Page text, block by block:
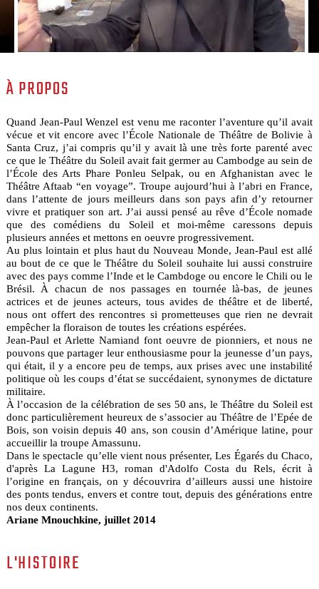
À PROPOS
Quand Jean-Paul Wenzel est venu me raconter l’aventure qu’il avait
vécue et vit encore avec l’École Nationale de Théâtre de Bolivie à
Santa Cruz, j’ai compris qu’il y avait là une très forte parenté avec
ce que le Théâtre du Soleil avait fait germer au Cambodge au sein de
l’École des Arts Phare Ponleu Selpak, ou en Afghanistan avec le
Théâtre Aftaab “en voyage”. Troupe aujourd’hui à l’abri en France,
dans l’attente de jours meilleurs dans son pays afin d’y retourner
vivre et pratiquer son art. J’ai aussi pensé au rêve d’École nomade
que des comédiens du Soleil et moi-même caressons depuis
plusieurs années et mettons en oeuvre progressivement.
Au plus lointain et plus haut du Nouveau Monde, Jean-Paul est allé
au bout de ce que le Théâtre du Soleil souhaite lui aussi construire
avec des pays comme l’Inde et le Cambdoge ou encore le Chili ou le
Brésil. À chacun de nos passages en tournée là-bas, de jeunes
actrices et de jeunes acteurs, tous avides de théâtre et de liberté,
nous ont offert des rencontres si prometteuses que rien ne devrait
empêcher la floraison de toutes les créations espérées.
Jean-Paul et Arlette Namiand font oeuvre de pionniers, et nous ne
pouvons que partager leur enthousiasme pour la jeunesse d’un pays,
qui était, il y a encore peu de temps, aux prises avec une instabilité
politique où les coups d’état se succédaient, synonymes de dictature
militaire.
À l’occasion de la célébration de ses 50 ans, le Théâtre du Soleil est
donc particulièrement heureux de s’associer au Théâtre de l’Epée de
Bois, son voisin depuis 40 ans, son cousin d’Amérique latine, pour
accueillir la troupe Amassunu.
Dans le spectacle qu’elle vient nous présenter, Les Égarés du Chaco,
d'après La Lagune H3, roman d'Adolfo Costa du Rels, écrit à
l’origine en français, on y découvrira d’ailleurs aussi une histoire
des ponts tendus, envers et contre tout, depuis des générations entre
nos deux continents.
Ariane Mnouchkine, juillet 2014
L'HISTOIRE